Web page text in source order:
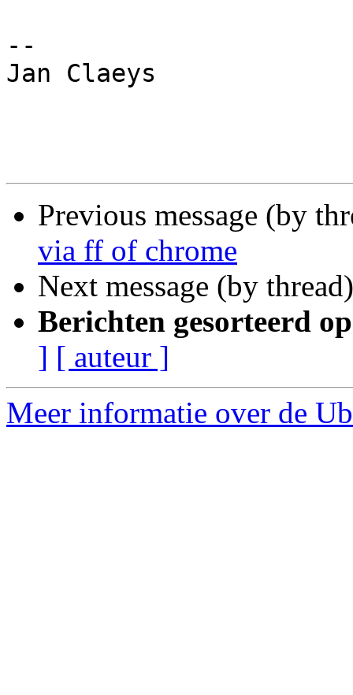
--
Jan Claeys
Previous message (by
via ff of chrome
Next message (by
Berichten gesorteerd
] [ auteur ]
Meer informatie over de